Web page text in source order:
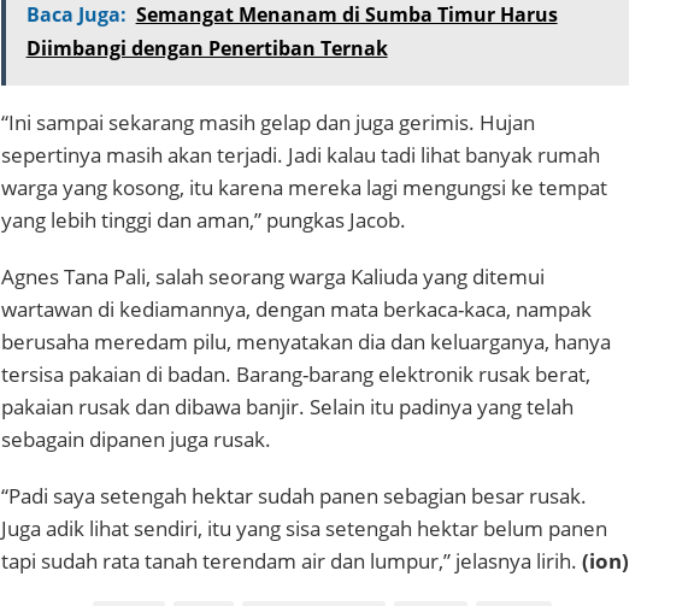
Baca Juga: Semangat Menanam di Sumba Timur Harus
Diimbangi dengan Penertiban Ternak
“Ini sampai sekarang masih gelap dan juga gerimis. Hujan
sepertinya masih akan terjadi. Jadi kalau tadi lihat banyak rumah
warga yang kosong, itu karena mereka lagi mengungsi ke tempat
yang lebih tinggi dan aman,” pungkas Jacob.
Agnes Tana Pali, salah seorang warga Kaliuda yang ditemui
wartawan di kediamannya, dengan mata berkaca-kaca, nampak
berusaha meredam pilu, menyatakan dia dan keluarganya, hanya
tersisa pakaian di badan. Barang-barang elektronik rusak berat,
pakaian rusak dan dibawa banjir. Selain itu padinya yang telah
sebagain dipanen juga rusak.
“Padi saya setengah hektar sudah panen sebagian besar rusak.
Juga adik lihat sendiri, itu yang sisa setengah hektar belum panen
tapi sudah rata tanah terendam air dan lumpur,” jelasnya lirih. (ion)